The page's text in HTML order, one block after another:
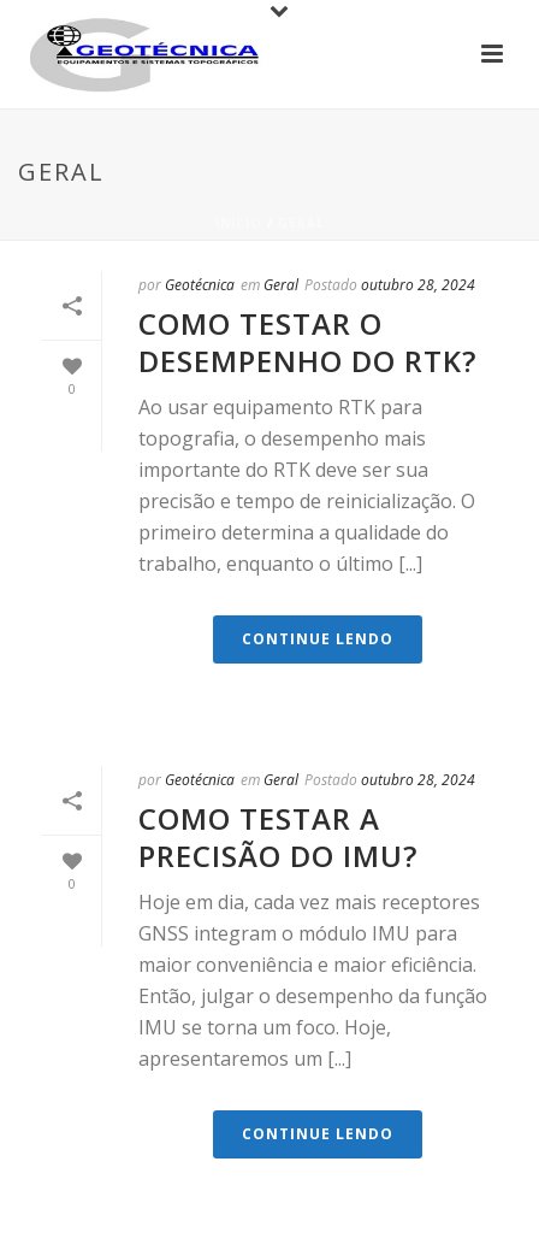
GERAL
0
por Geotécnica em Geral Postado outubro 28, 2024
COMO TESTAR O
DESEMPENHO DO RTK?
Ao usar equipamento RTK para
topografia, o desempenho mais
importante do RTK deve ser sua
precisão e tempo de reinicialização. O
primeiro determina a qualidade do
trabalho, enquanto o último [...]
CONTINUE LENDO
0
por Geotécnica em Geral Postado outubro 28, 2024
COMO TESTAR A
PRECISÃO DO IMU?
Hoje em dia, cada vez mais receptores
GNSS integram o módulo IMU para
maior conveniência e maior eficiência.
Então, julgar o desempenho da função
IMU se torna um foco. Hoje,
apresentaremos um [...]
CONTINUE LENDO